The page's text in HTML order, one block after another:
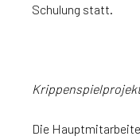
Schulung statt.
Die